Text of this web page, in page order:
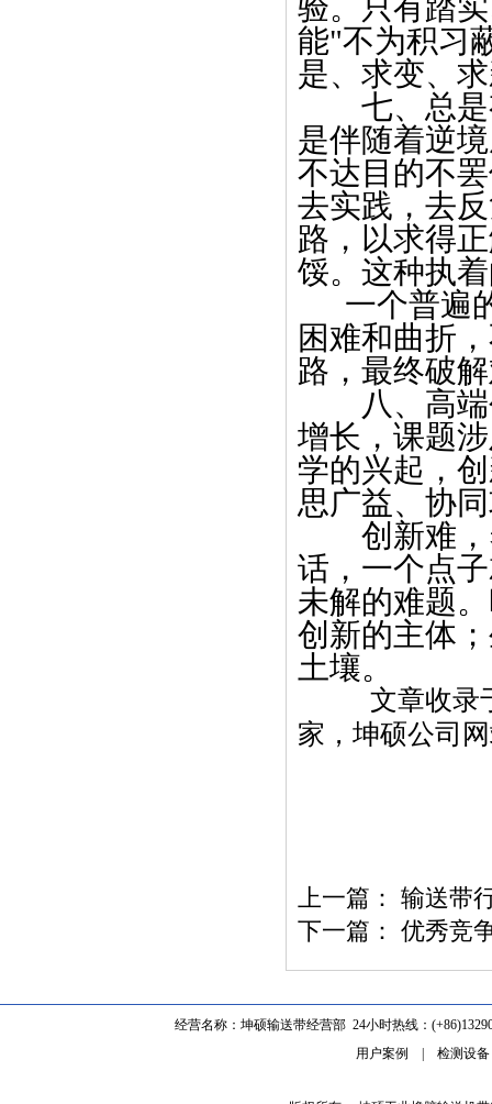
验。只有踏
能"不为积习
是、求变、
七、总是
是伴随着逆
不达目的不
去实践，去
路，以求得
馁。这种执
一个普遍的
困难和曲折
路，最终破
八、高端
增长，课题
学的兴起，
思广益、协
创新难，
话，一个点
未解的难题
创新的主体
土壤。
文章收录
家，坤硕公司
上一篇： 输送带
下一篇： 优秀竞
经营名称：坤硕输送带经营部 24小时热线：
用户案例
检测设备